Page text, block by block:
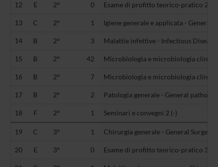
12 E 2° 0 Esame di profitto teorico-pratico 2 (-)
13 C 2° 1 Igiene generale e applicata - General
14 B 2° 3 Malattie infettive - Infectious
15 B 2° 42 Microbiologia e microbiologia
16 B 2° 7 Microbiologia e microbiologia
17 B 2° 2 Patologia generale - General
18 F 2° 1 Seminari e convegni 2 (-)
19 C 3° 1 Chirurgia generale - General Surgery
20 E 3° 0 Esame di profitto teorico-pratico 3 (-)